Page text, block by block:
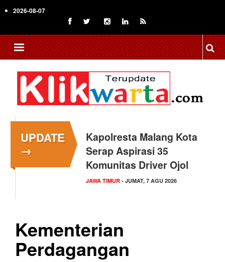
to
content
2026-08-07
UPDATE
→
Kapolresta Malang Kota
Serap Aspirasi 35
Komunitas Driver Ojol
JAWA TIMUR - JUMAT, 7 AGU 2026
Kementerian
Perdagangan